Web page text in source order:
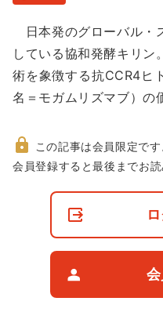
に
日本発のグローバル・
している協和発酵キリン
術を象徴する抗CCR4ヒ
名＝モガムリズマブ）の
非
この記事は会員限定です
会員登録すると最後までお読